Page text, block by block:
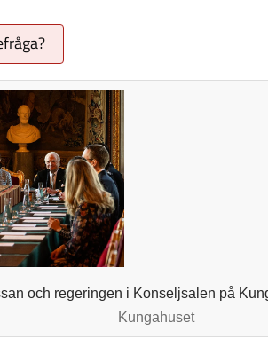
och regeringen i Konseljsalen på
Kungahuset